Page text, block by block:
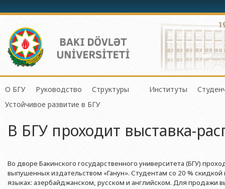
О БГУ
История БГУ
Миссия и стратегия БГУ
Сертификат об аттестации
Членство БГУ в международных организациях
Руководство
Ректор
Проректоры
Ученый совет БГУ
Деканы
Структуры
Центр организации научной
Отдел человеческих ресурсов и
Отдел по работе с документами
Физический
Биологический
Институты
Институт
Институт
Науки и
О
Устойчивое развитие в БГУ
В БГУ проходит выставка-
Во дворе Бакинского государственного университета (БГУ)
выпушенных издательством «Ганун». Студентам со 20 %
языках: азербайджанском, русском и английском. Для продажи